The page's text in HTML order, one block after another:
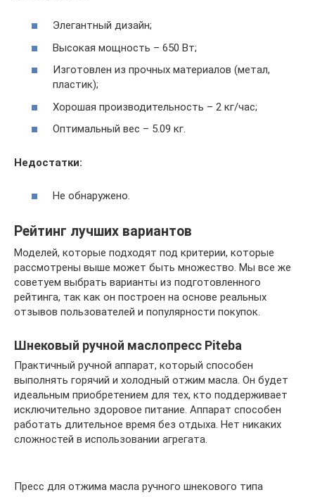
Элегантный дизайн;
Высокая мощность – 650 Вт;
Изготовлен из прочных материалов (метал,
пластик);
Хорошая производительность – 2 кг/час;
Оптимальный вес – 5.09 кг.
Недостатки:
Не обнаружено.
Рейтинг лучших вариантов
Моделей, которые подходят под критерии, которые
рассмотрены выше может быть множество. Мы все же
советуем выбрать варианты из подготовленного
рейтинга, так как он построен на основе реальных
отзывов пользователей и популярности покупок.
Шнековый ручной маслопресс Piteba
Практичный ручной аппарат, который способен
выполнять горячий и холодный отжим масла. Он будет
идеальным приобретением для тех, кто поддерживает
исключительно здоровое питание. Аппарат способен
работать длительное время без отдыха. Нет никаких
сложностей в использовании агрегата.
Пресс для отжима масла ручного шнекового типа